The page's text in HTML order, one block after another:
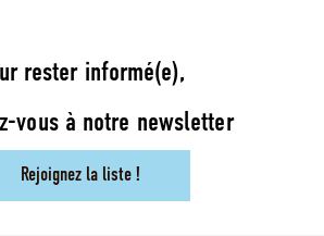
rester informé(e),
vous à notre newsletter
Rejoignez la liste !